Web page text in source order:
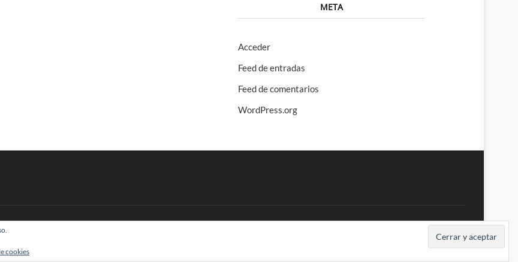
META
Acceder
Feed de entradas
Feed de comentarios
WordPress.org
derechos reservados
cookies